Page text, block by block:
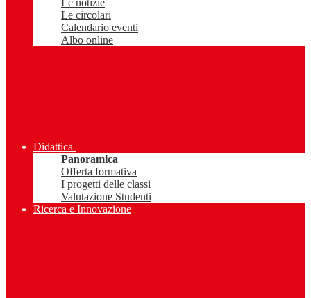
Le notizie
Le circolari
Calendario eventi
Albo online
Didattica
Panoramica
Offerta formativa
I progetti delle classi
Valutazione Studenti
Ricerca e Innovazione